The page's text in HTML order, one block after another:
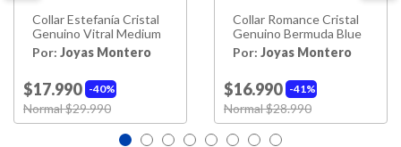
Garantía
Proveedor
Collar Estefanía Cristal
Genuino Vitral Medium
Por: Joyas Montero
40%
$17.990
Price reduced from
Normal $29.990
Collar Romance Cristal
Genuino Bermuda Blue
Por: Joyas Montero
41%
$16.990
Price reduced from
Normal $28.990